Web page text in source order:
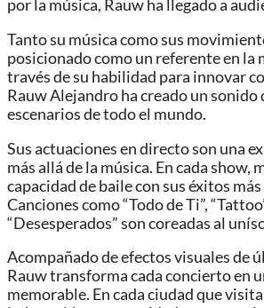
por la música, Rauw ha llegado a
Tanto su música como sus
posicionado como un referente en la
través de su habilidad para innovar
Rauw Alejandro ha creado un sonido
escenarios de todo el mundo.
Sus actuaciones en directo son una
más allá de la música. En cada show,
capacidad de baile con sus éxitos
Canciones como “Todo de Ti”,
“Desesperados” son coreadas al
Acompañado de efectos visuales de
Rauw transforma cada concierto en
memorable. En cada ciudad que